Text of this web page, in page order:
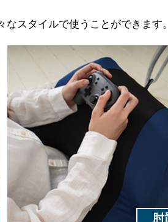
スタイルで使うことができます。